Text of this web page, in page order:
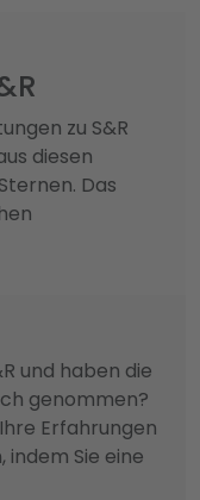
zu S&R
diesen
Das
und haben die
genommen?
Erfahrungen
Sie eine